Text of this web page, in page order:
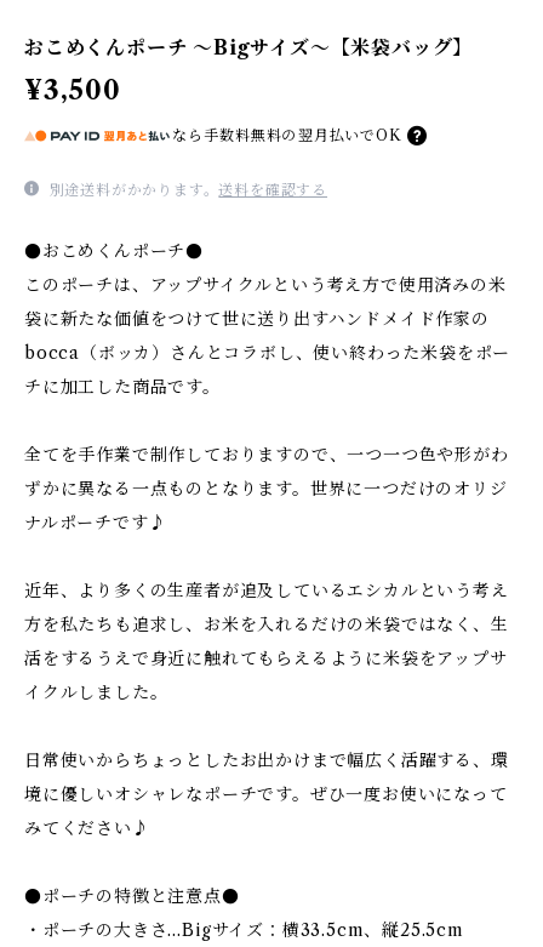
おこめくんポーチ ～Bigサイズ～【米袋バッグ】
¥3,500
なら 手数料無料の 翌月払いでOK
別途送料がかかります。送料を確認する
●おこめくんポーチ●
このポーチは、アップサイクルという考え方で使用済みの米
袋に新たな価値をつけて世に送り出すハンドメイド作家の
bocca（ボッカ）さんとコラボし、使い終わった米袋をポー
チに加工した商品です。
全てを手作業で制作しておりますので、一つ一つ色や形がわ
ずかに異なる一点ものとなります。世界に一つだけのオリジ
ナルポーチです♪
近年、より多くの生産者が追及しているエシカルという考え
方を私たちも追求し、お米を入れるだけの米袋ではなく、生
活をするうえで身近に触れてもらえるように米袋をアップサ
イクルしました。
日常使いからちょっとしたお出かけまで幅広く活躍する、環
境に優しいオシャレなポーチです。ぜひ一度お使いになって
みてください♪
●ポーチの特徴と注意点●
・ポーチの大きさ…Bigサイズ：横33.5cm、縦25.5cm